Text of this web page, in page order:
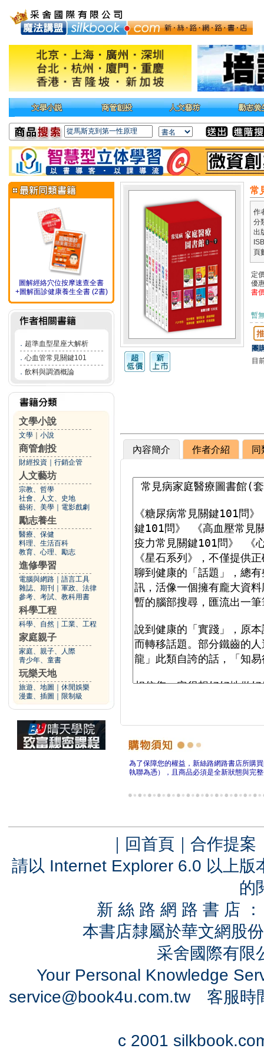
圖解經絡穴位按摩速查全書
+圖解面診健康養生全書 (2書)
． 超準血型星座大解析
． 心血管常見關鍵101
． 飲料與調酒概論
文學小說
文學 小說
商管創投
財經投資 行銷企管
人文藝坊
宗教、哲學
社會、人文、史地
藝術、美學
電影戲劇
勵志養生
醫療、保健
料理、生活百科
教育、心理、勵志
進修學習
電腦與網路
語言工具
雜誌、期刊
軍政、法律
參考、考試、教科用書
科學工程
科學、自然 工業、工程
家庭親子
家庭、親子、人際
青少年、童書
玩樂天地
旅遊、地圖
休閒娛樂
漫畫、插圖
限制級
常
作
分
出
頁
定
優
書
暫
團
目
內容簡介 作者介紹 同
為了保障您的權益，新絲路網路書店所購
執聯為憑），且商品必須是全新狀態與完
｜ 回首頁 ｜ 合作提案
請以 Internet Explorer 6.0 以上
的
新 絲 路 網 路 書 店
本書店隸屬於華文網股
采舍國際有
Your Personal Knowledge
service@book4u.com.tw客服時
c 2001